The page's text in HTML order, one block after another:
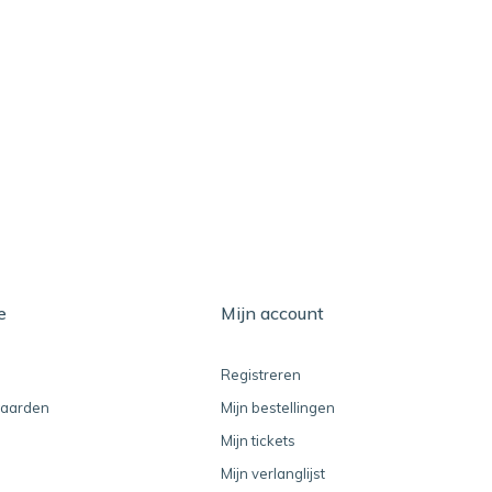
Mijn account
Registreren
Mijn bestellingen
Mijn tickets
Mijn verlanglijst